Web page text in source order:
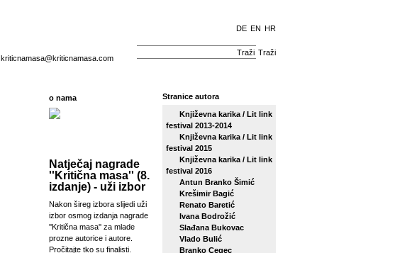
kriticnamasa@kriticnamasa.com
HR
EN
DE
Traži
o nama
Natječaj nagrade
''Kritična masa'' (8.
izdanje) - uži izbor
Nakon šireg izbora slijedi uži
izbor osmog izdanja nagrade
''Kritična masa'' za mlade
prozne autorice i autore.
Pročitajte tko su finalisti.
Stranice autora
Književna karika / Lit link
festival 2013-2014
Književna karika / Lit link
festival 2015
Književna karika / Lit link
festival 2016
Antun Branko Šimić
Krešimir Bagić
Renato Baretić
Ivana Bodrožić
Slađana Bukovac
Vlado Bulić
Branko Cegec